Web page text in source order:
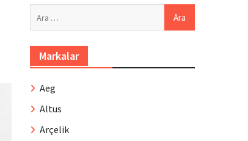
Markalar
Aeg
Altus
Arçelik